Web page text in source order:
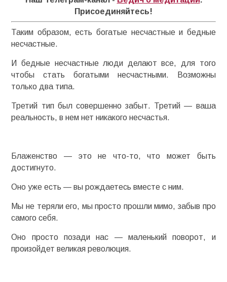
Присоединяйтесь!
Таким образом, есть богатые несчастные и бедные
несчастные.
И бедные несчастные люди делают все, для того
чтобы стать богатыми несчастными. Возможны
только два типа.
Третий тип был совершенно забыт. Третий — ваша
реальность, в нем нет никакого несчастья.
Блаженство — это не что-то, что может быть
достигнуто.
Оно уже есть — вы рождаетесь вместе с ним.
Мы не теряли его, мы просто прошли мимо, забыв про
самого себя.
Оно просто позади нас — маленький поворот, и
произойдет великая революция.